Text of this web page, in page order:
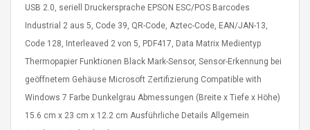
Jasper
Strands,
15.7"
High Quality Retro Game
Tetris Cases For Iphone 6
Plus 6s 7 8 Plus TPU
Phone Back Game
Consoles Cover For
IPhone Cases
$ 6.86
$ 11.43
USB 2.0, seriell Druckersprache EPSON ESC/POS Barcodes
Industrial 2 aus 5, Code 39, QR-Code, Aztec-Code, EAN/JAN-13,
Code 128, Interleaved 2 von 5, PDF417, Data Matrix Medientyp
Thermopapier Funktionen Black Mark-Sensor, Sensor-Erkennung bei
geöffnetem Gehäuse Microsoft Zertifizierung Compatible with
Windows 7 Farbe Dunkelgrau Abmessungen (Breite x Tiefe x Höhe)
15.6 cm x 23 cm x 12.2 cm Ausführliche Details Allgemein